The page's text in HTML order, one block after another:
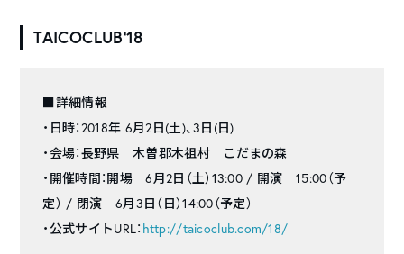
TAICOCLUB’18
■詳細情報
・日時：2018年 6月2日(土)、3日(日)
・会場：長野県 木曽郡木祖村 こだまの森
・開催時間：開場 6月2日（土）13:00 / 開演 15:00（予
定） / 閉演 6月3日（日）14:00（予定）
・公式サイトURL： http://taicoclub.com/18/